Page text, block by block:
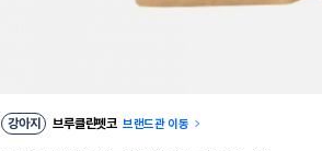
강아지 브루클린펫코 브랜드관 이동